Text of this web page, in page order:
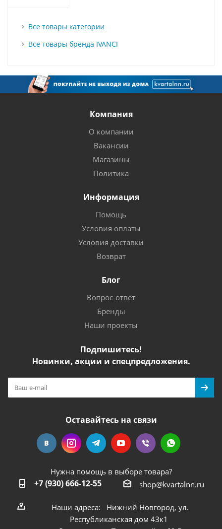
Все товары категории
Все товары бренда IVANCI
Компания
О компании
Вакансии
Магазины
Политика
Информация
Помощь
Условия оплаты
Условия доставки
Возврат
Блог
Вопрос-ответ
Бренды
Наши проекты
Подпишитесь!
Новинки, акции и спецпредложения.
Оставайтесь на связи
Нужна помощь в выборе товара?
+7 (930) 666-12-55 shop@kvartalnn.ru
Наши адреса: Нижний Новгород, ул.
Республиканская дом 43к1